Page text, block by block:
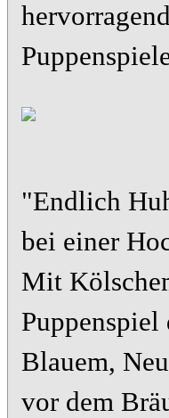
"Endlich
bei einer
Mit
Puppenspiel
Blauem,
vor dem